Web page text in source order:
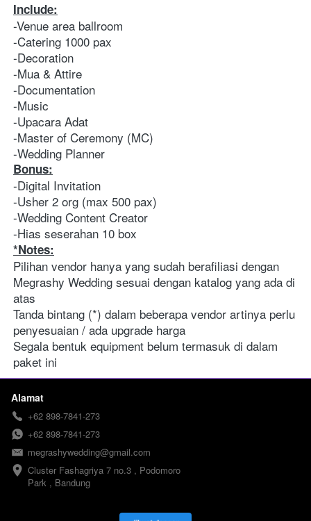
Include:
-Venue area ballroom
-Catering 1000 pax
-Decoration
-Mua & Attire
-Documentation
-Music
-Upacara Adat
-Master of Ceremony (MC)
-Wedding Planner
Bonus:
-Digital Invitation
-Usher 2 org (max 500 pax)
-Wedding Content Creator
-Hias seserahan 10 box
*Notes:
Pilihan vendor hanya yang sudah berafiliasi dengan
Megrashy Wedding sesuai dengan katalog yang ada di
atas
Tanda bintang (*) dalam beberapa vendor artinya perlu
penyesuaian / ada upgrade harga
Segala bentuk equipment belum termasuk di dalam
paket ini
Alamat
+62 898-7841-273
+62 898-7841-273
megrashywedding@gmail.com
Cluster Fashagriya 7 no.3 , Podomoro
Park , Bandung